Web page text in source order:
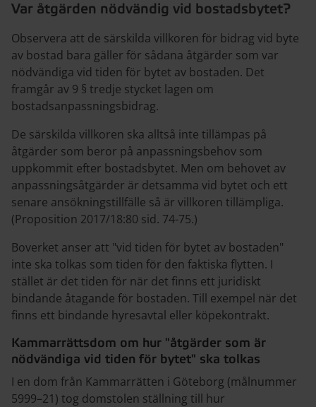
Var åtgärden nödvändig vid bostadsbytet?
Observera att de särskilda villkoren för bidrag vid byte
av bostad bara gäller för sådana åtgärder som var
nödvändiga vid tiden för bytet av bostaden. Det
framgår av 9 § tredje stycket lagen om
bostadsanpassningsbidrag.
De särskilda villkoren ska alltså inte tillämpas på
åtgärder som beror på anpassningsbehov som
uppkommit efter bostadsbytet. Men om behovet av
anpassningsåtgärder är detsamma vid bytet och ett
senare ansökningstillfälle så är villkoren tillämpliga.
(Proposition 2017/18:80 sid. 74-75.)
Boverket anser att "vid tiden för bytet av bostaden"
inte ska tolkas som tiden för den faktiska flytten. I
stället är det tiden för när det finns ett juridiskt
bindande åtagande för bostaden. Till exempel när det
finns ett bindande hyresavtal eller köpekontrakt.
Kammarrättsdom om hur "åtgärder som är
nödvändiga vid tiden för bytet" ska tolkas
I en dom från Kammarrätten i Göteborg (målnummer
5999–21) tog domstolen ställning till hur